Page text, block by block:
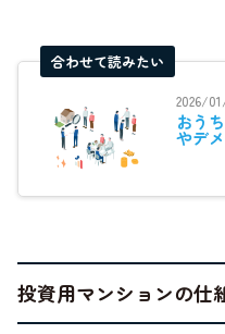
合わせて読みたい
2026/
おう
やデ
投資用マンションの仕